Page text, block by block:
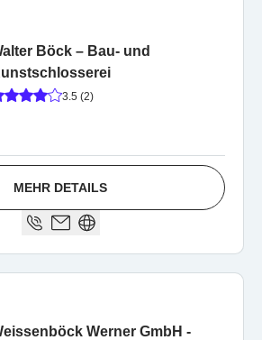
Böck – Bau- und
3.5 (2)
MEHR DETAILS
Werner GmbH -